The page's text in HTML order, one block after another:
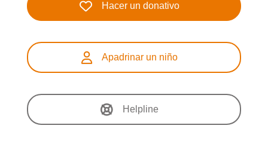
Hacer un donativo
Apadrinar un niño
Helpline